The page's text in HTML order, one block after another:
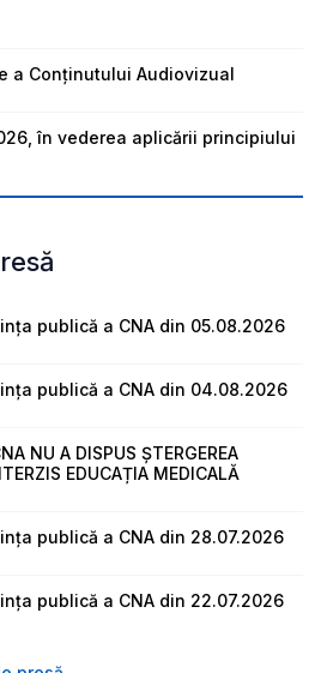
a Conținutului Audiovizual
în vederea aplicării principiului
publică a CNA din 05.08.2026
publică a CNA din 04.08.2026
NU A DISPUS ȘTERGEREA
EDUCAȚIA MEDICALĂ
publică a CNA din 28.07.2026
publică a CNA din 22.07.2026